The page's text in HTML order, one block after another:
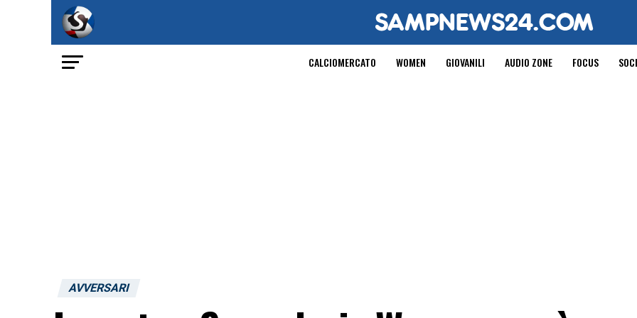
CALCIOMERCATO WOMEN GIOVANILI AUDIO ZONE FOCUS
AVVERSARI